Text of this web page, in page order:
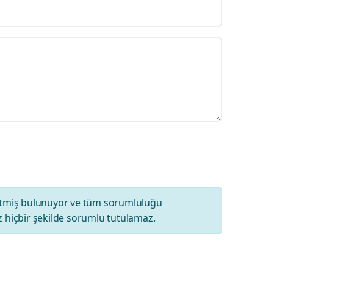
bulunuyor ve tüm sorumluluğu
hiçbir şekilde sorumlu tutulamaz.